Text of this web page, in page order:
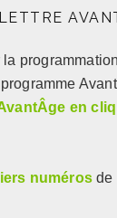
la
en
numéros de